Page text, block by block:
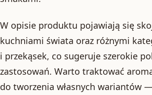
W opisie produktu pojawiają się
kuchniami świata oraz różnymi
i przekąsek, co sugeruje szerokie
zastosowań. Warto traktować
do tworzenia własnych wariantów